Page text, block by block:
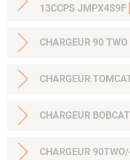
13CCPS JMPX4S9F
CHARGEUR 90
CHARGEUR
CHARGEUR
CHARGEUR